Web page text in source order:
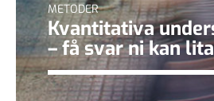
METODER
Kvantitativa
– få svar ni kan